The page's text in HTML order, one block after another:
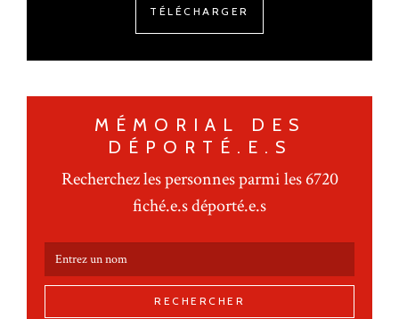
TÉLÉCHARGER
MÉMORIAL DES
DÉPORTÉ.E.S
Recherchez les personnes parmi les 6720
fiché.e.s déporté.e.s
RECHERCHER